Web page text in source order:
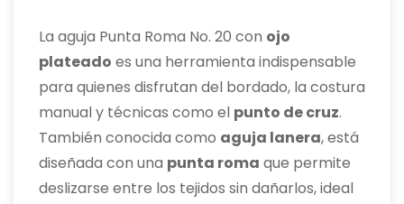
La aguja Punta Roma No. 20 con ojo
plateado es una herramienta indispensable
para quienes disfrutan del bordado, la costura
manual y técnicas como el punto de cruz.
También conocida como aguja lanera, está
diseñada con una punta roma que permite
deslizarse entre los tejidos sin dañarlos, ideal